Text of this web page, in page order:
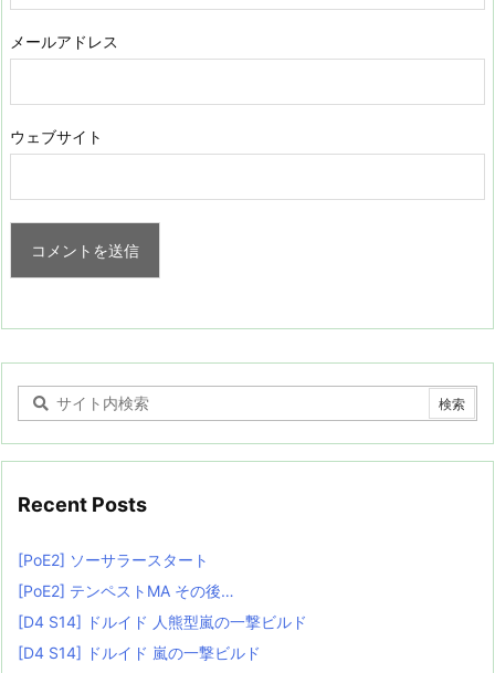
メールアドレス
ウェブサイト
Recent Posts
[PoE2] ソーサラースタート
[PoE2] テンペストMA その後…
[D4 S14] ドルイド 人熊型嵐の一撃ビルド
[D4 S14] ドルイド 嵐の一撃ビルド